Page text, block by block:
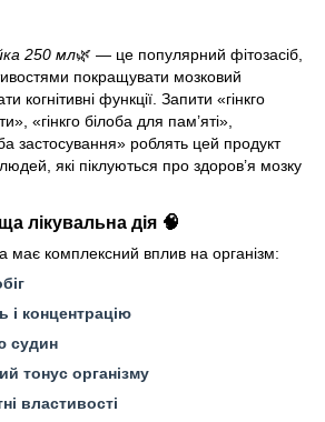
250 мл🌿 — це популярний фітозасіб,
покращувати мозковий
когнітивні функції. Запити «гінкго
«гінкго білоба для пам’яті»,
застосування» роблять цей продукт
які піклуються про здоров’я мозку
лікувальна дія 🧠
має комплексний вплив на організм:
і концентрацію
судин
тонус організму
властивості